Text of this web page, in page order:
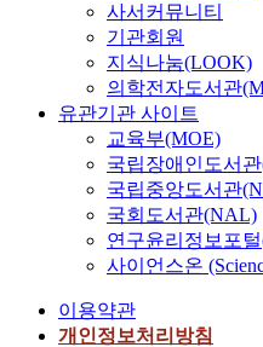
사서커뮤니티
기관회원
지식나눔(LOOK)
의학전자도서관
유관기관 사이트
교육부(MOE)
국립장애인도서
국립중앙도서관
국회도서관(NAL)
연구윤리정보포
사이언스온
이용약관
개인정보처리방침